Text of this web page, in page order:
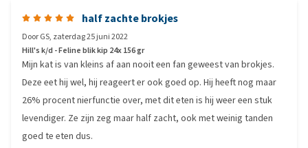
half zachte brokjes
DoorGS, zaterdag 25 juni 2022
Hill's k/d - Feline blik kip 24x 156 gr
Mijn kat is van kleins af aan nooit een fan geweest van brokjes.
Deze eet hij wel, hij reageert er ook goed op. Hij heeft nog maar
26% procent nierfunctie over, met dit eten is hij weer een stuk
levendiger. Ze zijn zeg maar half zacht, ook met weinig tanden
goed te eten dus.